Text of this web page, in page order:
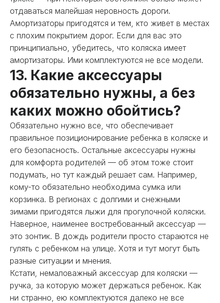
отдаваться малейшая неровность дороги.
Амортизаторы пригодятся и тем, кто живет в местах
с плохим покрытием дорог. Если для вас это
принципиально, убедитесь, что коляска имеет
амортизаторы. Ими комплектуются не все модели.
13. Какие аксессуары
обязательно нужны, а без
каких можно обойтись?
Обязательно нужно все, что обеспечивает
правильное позиционирование ребенка в коляске и
его безопасность. Остальные аксессуары нужны
для комфорта родителей — об этом тоже стоит
подумать, но тут каждый решает сам. Например,
кому-то обязательно необходима сумка или
корзинка. В регионах с долгими и снежными
зимами пригодятся лыжи для прогулочной коляски.
Наверное, наименее востребованный аксессуар —
это зонтик. В дождь родители просто стараются не
гулять с ребенком на улице. Хотя и тут могут быть
разные ситуации и мнения.
Кстати, немаловажный аксессуар для коляски —
ручка, за которую может держаться ребенок. Как
ни странно, ею комплектуются далеко не все